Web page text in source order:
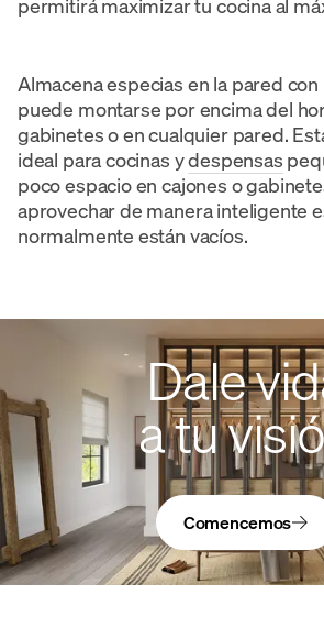
Almacena especias en la pared
puede montarse por encima del
gabinetes o en cualquier pared.
ideal para cocinas ydespensas
poco espacio en cajones o
aprovechar de manera inteligente
normalmente están vacíos.
Dale
a tu
Comencemos